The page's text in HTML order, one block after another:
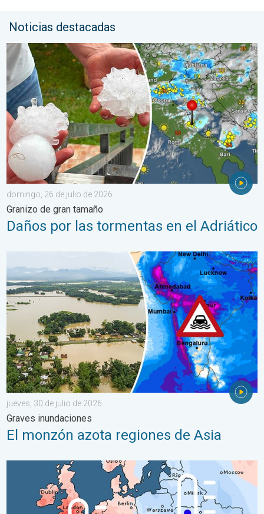
Noticias destacadas
Daños por las tormentas en el Adriático. Granizo de gran
domingo, 26 de julio de 2026
Granizo de gran tamaño
Daños por las tormentas en el Adriático
El monzón azota regiones de Asia. Graves inundaciones. . .
jueves, 30 de julio de 2026
Graves inundaciones
El monzón azota regiones de Asia
Las dos caras de Europa. Contrastes meteorológicos. . .